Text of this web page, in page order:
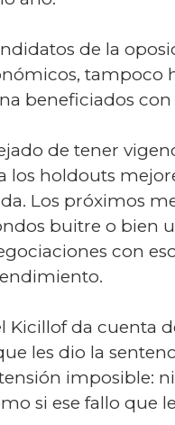
de la
tampoco
beneficiados
de tener
los holdouts
Los próximos
buitre o bien
con
Kicillof da cuenta
les dio la
imposible:
si ese fallo que